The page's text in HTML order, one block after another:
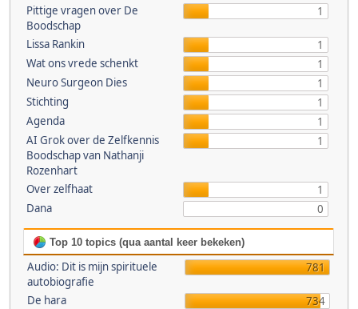
Pittige vragen over De
Boodschap
1
Lissa Rankin
1
Wat ons vrede schenkt
1
Neuro Surgeon Dies
1
Stichting
1
Agenda
1
AI Grok over de Zelfkennis
Boodschap van Nathanji
Rozenhart
1
Over zelfhaat
1
Dana
0
Top 10 topics (qua aantal keer bekeken)
Audio: Dit is mijn spirituele
autobiografie
781
De hara
734